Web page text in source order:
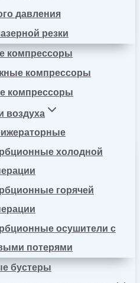
давления
резки
компрессоры
компрессоры
компрессоры
воздуха
холодной
горячей
осушители с
потерями
бустеры